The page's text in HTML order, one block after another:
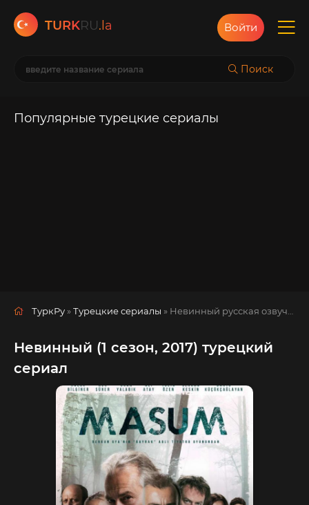
TURKRU.la
Поиск
Войти
Популярные турецкие сериалы
ТуркРу »Турецкие сериалы » Невинный русская озвучка смотреть полностью онлайн!
Невинный (1 сезон, 2017) турецкий
сериал